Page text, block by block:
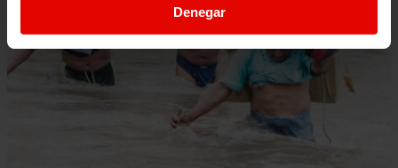
Denegar